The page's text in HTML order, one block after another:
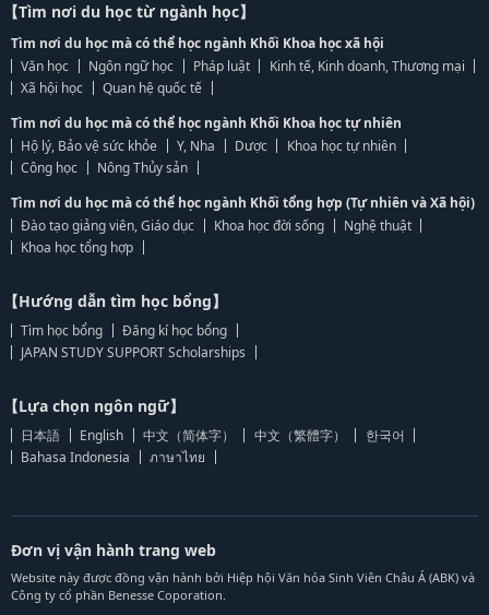
【Tìm nơi du học từ ngành học】
Tìm nơi du học mà có thể học ngành Khối Khoa học xã hội
Văn học
Ngôn ngữ học Pháp luật
Kinh tế, Kinh doanh, Thương mại
Xã hội học
Quan hệ quốc tế
Tìm nơi du học mà có thể học ngành Khối Khoa học tự nhiên
Hộ lý, Bảo vệ sức khỏe
Y, Nha Dược
Khoa học tự nhiên
Công học
Nông Thủy sản
Tìm nơi du học mà có thể học ngành Khối tổng hợp (Tự nhiên và Xã hội)
Đào tạo giảng viên, Giáo dục
Khoa học đời sống
Nghệ thuật
Khoa học tổng hợp
【Hướng dẫn tìm học bổng】
Tìm học bổng
Đăng kí học bổng
JAPAN STUDY SUPPORT Scholarships
【Lựa chọn ngôn ngữ】
日本語 English 中文（简体字） 中文（繁體字）
한국어
Bahasa Indonesia
ภาษาไทย
Đơn vị vận hành trang web
Website này được đồng vận hành bởi Hiệp hội Văn hóa Sinh Viên Châu Á (ABK) và
Công ty cổ phần Benesse Coporation.